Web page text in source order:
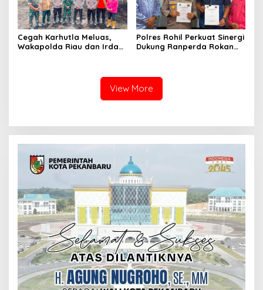
Cegah Karhutla Meluas,
Wakapolda Riau dan Irdam
Polres Rohil Perkuat Sinergi
Dukung Ranperda Rokan
View More